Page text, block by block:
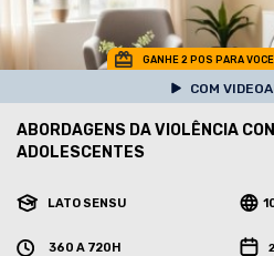
GANHE 2 POS PARA
COM
ABORDAGENS DA VIOLÊNCIA
ADOLESCENTES
LATO SENSU
360 A 720H